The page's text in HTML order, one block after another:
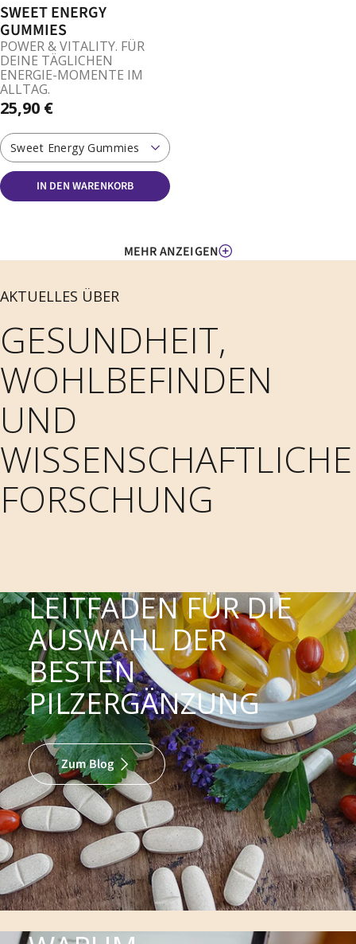
SWEET ENERGY
GUMMIES
POWER & VITALITY. FÜR
DEINE TÄGLICHEN
ENERGIE-MOMENTE IM
ALLTAG.
25,90 €
Sweet Energy Gummies
IN DEN WARENKORB
MEHR ANZEIGEN
AKTUELLES ÜBER
GESUNDHEIT,
WOHLBEFINDEN
UND
WISSENSCHAFTLICHE
FORSCHUNG
LEITFADEN FÜR DIE
AUSWAHL DER
BESTEN
PILZERGÄNZUNG
Zum Blog